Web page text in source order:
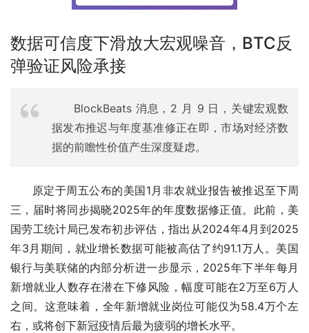
数据可信度下滑放大宏观噪音，BTC反
弹验证风险承接
BlockBeats 消息，2 月 9 日，关键宏观数
据发布推迟与年度基准修正在即，市场对经济数
据的前瞻性价值产生深度疑虑。
原定于周五公布的美国1月非农就业报告被推迟至下周
三，届时将同步揭晓2025年的年度数据修正值。此前，美
国劳工统计局已发布初步评估，指出从2024年4月到2025
年3月期间，就业增长数据可能被高估了约91.1万人。美国
银行与美联储的内部分析进一步显示，2025年下半年每月
新增就业人数存在潜在下修风险，幅度可能在2万至6万人
之间。这意味着，全年新增就业岗位可能仅为58.4万个左
右，或将创下新冠疫情后最为疲弱的增长水平。